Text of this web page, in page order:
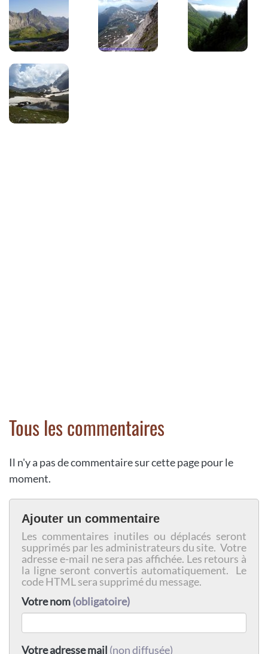
Tous les commentaires
Il n'y a pas de commentaire sur cette page pour le
moment.
Ajouter un commentaire
Les commentaires inutiles ou déplacés seront
supprimés par les administrateurs du site. Votre
adresse e-mail ne sera pas affichée. Les retours à
la ligne seront convertis automatiquement. Le
code HTML sera supprimé du message.
Votre nom(obligatoire)
Votre adresse mail (non diffusée)